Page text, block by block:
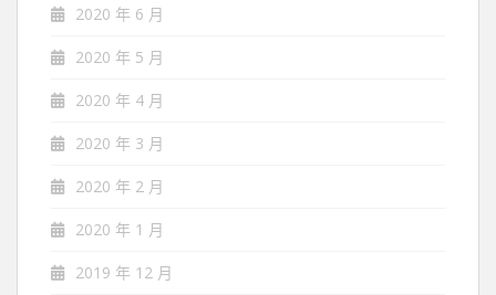
2020 年 6 月
2020 年 5 月
2020 年 4 月
2020 年 3 月
2020 年 2 月
2020 年 1 月
2019 年 12 月